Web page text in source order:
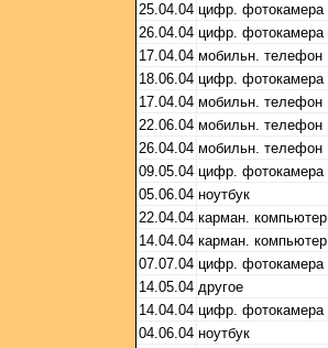
25.04.04 цифр. фотокамера
26.04.04 цифр. фотокамера
17.04.04 мобильн. телефон
18.06.04 цифр. фотокамера
17.04.04 мобильн. телефон
22.06.04 мобильн. телефон
26.04.04 мобильн. телефон
09.05.04 цифр. фотокамера
05.06.04 ноутбук
22.04.04 карман. компьютер
14.04.04 карман. компьютер
07.07.04 цифр. фотокамера
14.05.04 другое
14.04.04 цифр. фотокамера
04.06.04 ноутбук